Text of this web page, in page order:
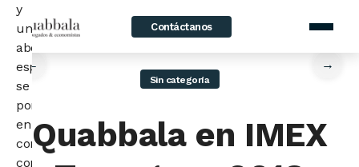
Contáctanos
home / News Quabbala en IMEX Tarragona 2018
←
Sin categoría
→
Quabbala en IMEX
y
un
abogado
especialista
se
pondrá
en
contacto
contigo